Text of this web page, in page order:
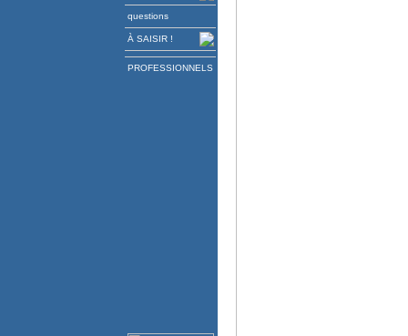
questions
À SAISIR !
PROFESSIONNELS